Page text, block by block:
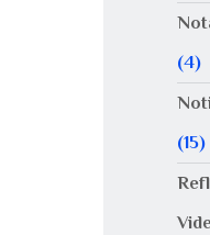
(4)
(15)